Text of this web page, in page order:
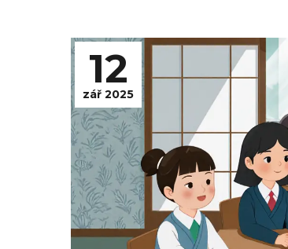
12
zář 2025